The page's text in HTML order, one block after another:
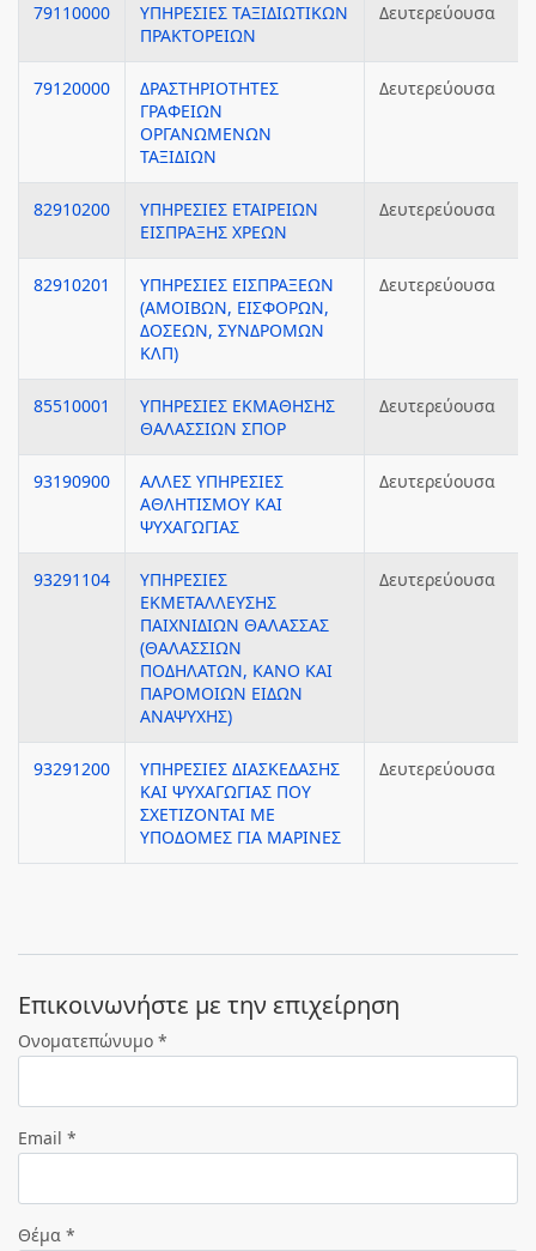
79110000
ΥΠΗΡΕΣΙΕΣ ΤΑΞΙΔΙΩΤΙΚΩΝ
ΠΡΑΚΤΟΡΕΙΩΝ
Δευτερεύουσα
79120000
ΔΡΑΣΤΗΡΙΟΤΗΤΕΣ
ΓΡΑΦΕΙΩΝ
ΟΡΓΑΝΩΜΕΝΩΝ
ΤΑΞΙΔΙΩΝ
Δευτερεύουσα
82910200
ΥΠΗΡΕΣΙΕΣ ΕΤΑΙΡΕΙΩΝ
ΕΙΣΠΡΑΞΗΣ ΧΡΕΩΝ
Δευτερεύουσα
82910201
ΥΠΗΡΕΣΙΕΣ ΕΙΣΠΡΑΞΕΩΝ
(ΑΜΟΙΒΩΝ, ΕΙΣΦΟΡΩΝ,
ΔΟΣΕΩΝ, ΣΥΝΔΡΟΜΩΝ
ΚΛΠ)
Δευτερεύουσα
85510001
ΥΠΗΡΕΣΙΕΣ ΕΚΜΑΘΗΣΗΣ
ΘΑΛΑΣΣΙΩΝ ΣΠΟΡ
Δευτερεύουσα
93190900
ΑΛΛΕΣ ΥΠΗΡΕΣΙΕΣ
ΑΘΛΗΤΙΣΜΟΥ ΚΑΙ
ΨΥΧΑΓΩΓΙΑΣ
Δευτερεύουσα
93291104
ΥΠΗΡΕΣΙΕΣ
ΕΚΜΕΤΑΛΛΕΥΣΗΣ
ΠΑΙΧΝΙΔΙΩΝ ΘΑΛΑΣΣΑΣ
(ΘΑΛΑΣΣΙΩΝ
ΠΟΔΗΛΑΤΩΝ, ΚΑΝΟ ΚΑΙ
ΠΑΡΟΜΟΙΩΝ ΕΙΔΩΝ
ΑΝΑΨΥΧΗΣ)
Δευτερεύουσα
93291200
ΥΠΗΡΕΣΙΕΣ ΔΙΑΣΚΕΔΑΣΗΣ
ΚΑΙ ΨΥΧΑΓΩΓΙΑΣ ΠΟΥ
ΣΧΕΤΙΖΟΝΤΑΙ ΜΕ
ΥΠΟΔΟΜΕΣ ΓΙΑ ΜΑΡΙΝΕΣ
Δευτερεύουσα
Eπικοινωνήστε με την επιχείρηση
Ονοματεπώνυμο *
Email *
Θέμα *